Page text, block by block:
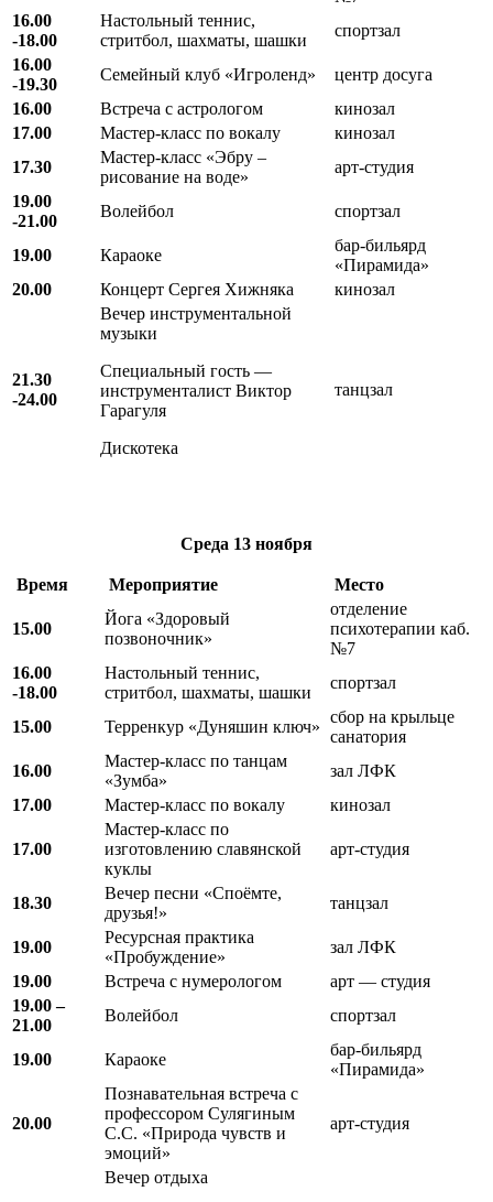
16.00
-18.00
Настольный теннис,
стритбол, шахматы, шашки
спортзал
16.00
-19.30
Семейный клуб «Игроленд»
центр досуга
16.00
Встреча с астрологом
кинозал
17.00
Мастер-класс по вокалу
кинозал
17.30
Мастер-класс «Эбру –
рисование на воде»
арт-студия
19.00
-21.00
Волейбол спортзал
19.00 Караоке
бар-бильярд
«Пирамида»
20.00
Концерт Сергея Хижняка кинозал
21.30
-24.00
Вечер инструментальной
музыки
Специальный гость —
инструменталист Виктор
Гарагуля
Дискотека
танцзал
Среда 13 ноября
Время Мероприятие Место
15.00
Йога «Здоровый
позвоночник»
отделение
психотерапии каб.
№7
16.00
-18.00
Настольный теннис,
стритбол, шахматы, шашки
спортзал
15.00 Терренкур «Дуняшин ключ»
сбор на крыльце
санатория
16.00
Мастер-класс по танцам
«Зумба»
зал ЛФК
17.00
Мастер-класс по вокалу кинозал
17.00
Мастер-класс по
изготовлению славянской
куклы
арт-студия
18.30
Вечер песни «Споёмте,
друзья!»
танцзал
19.00
Ресурсная практика
«Пробуждение»
зал ЛФК
19.00
Встреча с нумерологом
арт — студия
19.00 –
21.00
Волейбол спортзал
19.00 Караоке
бар-бильярд
«Пирамида»
20.00
Познавательная встреча с
профессором Сулягиным
С.С. «Природа чувств и
эмоций»
арт-студия
Вечер отдыха